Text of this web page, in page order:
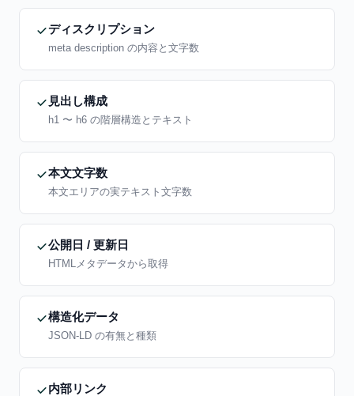
ディスクリプション
meta description の内容と文字数
見出し構成
h1 〜 h6 の階層構造とテキスト
本文文字数
本文エリアの実テキスト文字数
公開日 / 更新日
HTMLメタデータから取得
構造化データ
JSON-LD の有無と種類
内部リンク